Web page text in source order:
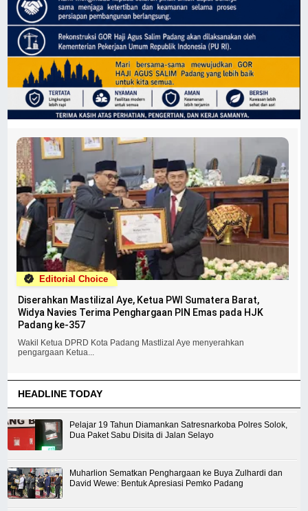
Editorial Choice
Diserahkan Mastilizal Aye, Ketua PWI Sumatera Barat,
Widya Navies Terima Penghargaan PIN Emas pada HJK
Padang ke-357
Wakil Ketua DPRD Kota Padang Mastlizal Aye menyerahkan
pengargaan Ketua...
HEADLINE TODAY
Pelajar 19 Tahun Diamankan Satresnarkoba Polres Solok,
Dua Paket Sabu Disita di Jalan Selayo
Muharlion Sematkan Penghargaan ke Buya Zulhardi dan
David Wewe: Bentuk Apresiasi Pemko Padang